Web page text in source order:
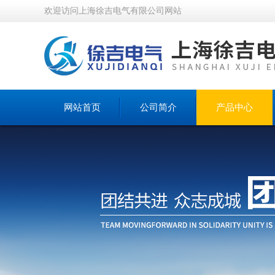
欢迎访问上海徐吉电气有限公司网站
网站首页 公司简介 产品中心